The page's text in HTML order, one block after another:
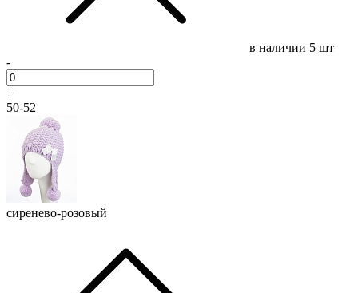
в наличии 5 шт
-
+
50-52
сиренево-розовый